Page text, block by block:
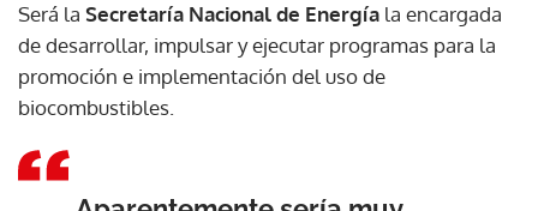
Será la Secretaría Nacional de Energía la encargada
de desarrollar, impulsar y ejecutar programas para la
promoción e implementación del uso de
biocombustibles.